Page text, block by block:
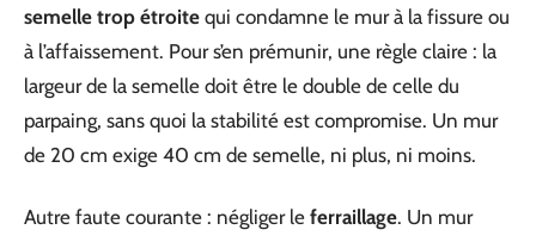
semelle trop étroite qui condamne le mur à la fissure ou
à l’affaissement. Pour s’en prémunir, une règle claire : la
largeur de la semelle doit être le double de celle du
parpaing, sans quoi la stabilité est compromise. Un mur
de 20 cm exige 40 cm de semelle, ni plus, ni moins.
Autre faute courante : négliger le ferraillage. Un mur